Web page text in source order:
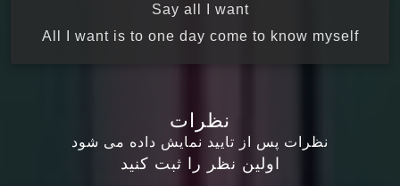
Say all I want
All I want is to one day come to know myself
نظرات
نظرات پس از تایید نمایش داده می شود
اولین نظر را ثبت کنید